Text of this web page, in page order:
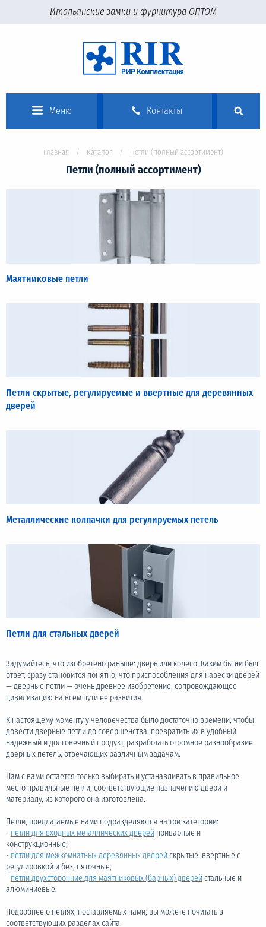
Итальянские замки и фурнитура ОПТОМ
Меню Контакты
Главная Каталог Петли (полный ассортимент)
Петли (полный ассортимент)
Маятниковые петли
Петли скрытые, регулируемые и ввертные для деревянных
дверей
Металлические колпачки для регулируемых петель
Петли для стальных дверей
Задумайтесь, что изобретено раньше: дверь или колесо. Каким бы ни был
ответ, сразу становится понятно, что приспособления для навески дверей
— дверные петли — очень древнее изобретение, сопровождающее
цивилизацию на всем пути ее развития.
К настоящему моменту у человечества было достаточно времени, чтобы
довести дверные петли до совершенства, превратить их в удобный,
надежный и долговечный продукт, разработать огромное разнообразие
дверных петель, отвечающих различным задачам.
Нам с вами остается только выбирать и устанавливать в правильное
место правильные петли, соответствующие назначению двери и
материалу, из которого она изготовлена.
Петли, предлагаемые нами подразделяются на три категории:
- петли для входных металлических дверей приварные и
конструкционные;
- петли для межкомнатных деревянных дверейскрытые, ввертные с
регулировкой и без, пяточные;
- петли двухсторонние для маятниковых (барных) дверейстальные и
алюминиевые.
Подробнее о петлях, поставляемых нами, вы можете почитать в
соответствующих разделах сайта.